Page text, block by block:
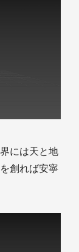
には天と地
創れば安寧